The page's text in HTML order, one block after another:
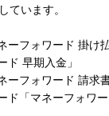
ています。
フォワード 掛け払
早期入金」
フォワード 請求
「マネーフォワー